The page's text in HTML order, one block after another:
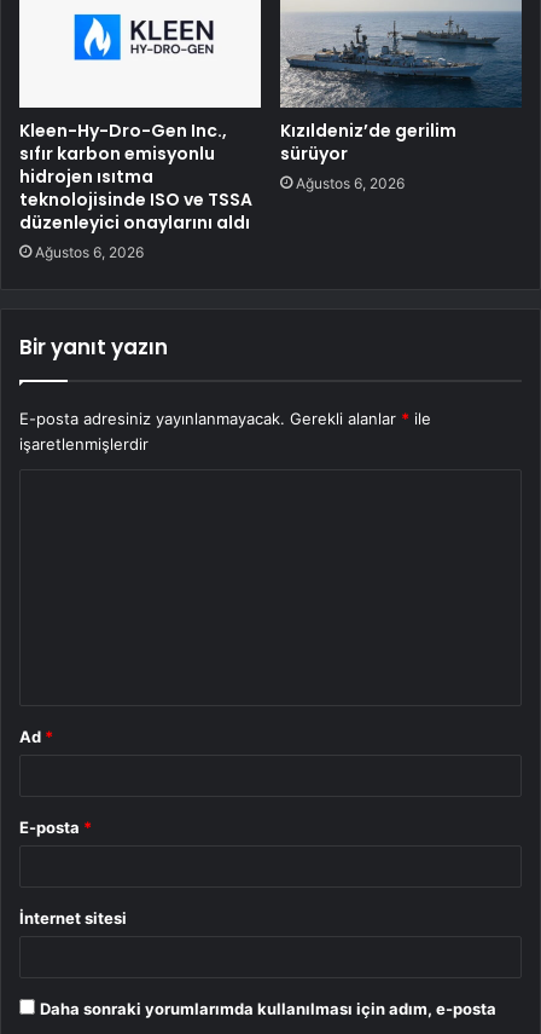
Kleen-Hy-Dro-Gen Inc.,
sıfır karbon emisyonlu
hidrojen ısıtma
teknolojisinde ISO ve TSSA
düzenleyici onaylarını aldı
Ağustos 6, 2026
Kızıldeniz’de gerilim
sürüyor
Ağustos 6, 2026
Bir yanıt yazın
E-posta adresiniz yayınlanmayacak. Gerekli alanlar * ile
işaretlenmişlerdir
Ad *
E-posta *
İnternet sitesi
Daha sonraki yorumlarımda kullanılması için adım, e-posta